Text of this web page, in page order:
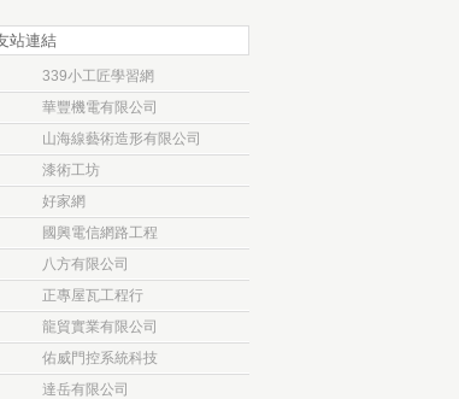
站連結
339小工匠學習網
華豐機電有限公司
山海線藝術造形有限公司
漆術工坊
好家網
國興電信網路工程
八方有限公司
正專屋瓦工程行
龍貿實業有限公司
佑威門控系統科技
達岳有限公司